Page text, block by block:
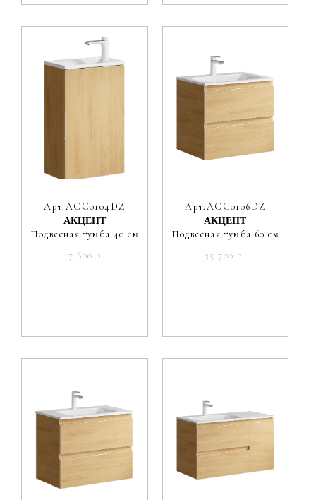
Арт:ACC0104DZ
АКЦЕНТ
Подвесная тумба 40 см
17 600 р.
Арт:ACC0106DZ
АКЦЕНТ
Подвесная тумба 60 см
35 700 р.